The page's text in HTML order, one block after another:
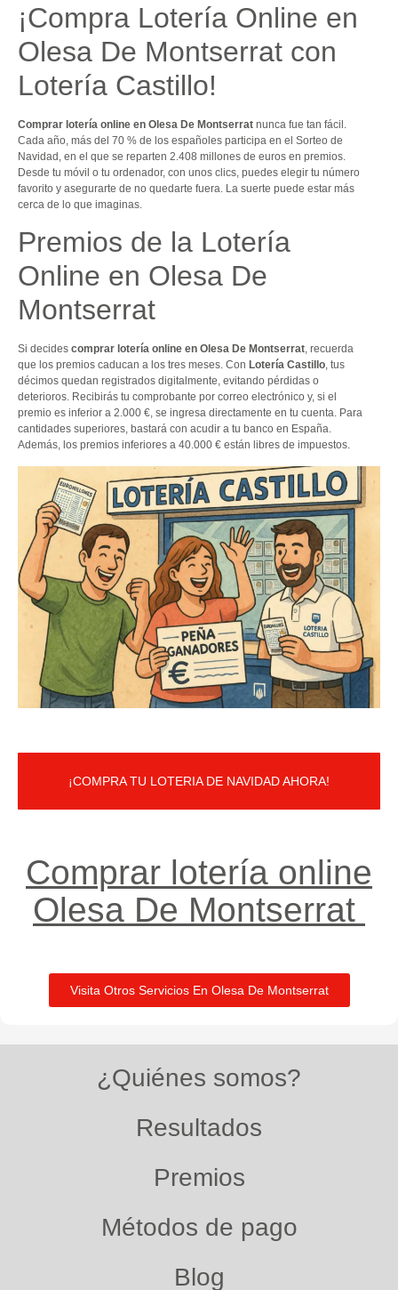
¡Compra Lotería Online en
Olesa De Montserrat con
Lotería Castillo!
Comprar lotería online en Olesa De Montserrat nunca fue tan fácil.
Cada año, más del 70 % de los españoles participa en el Sorteo de
Navidad, en el que se reparten 2.408 millones de euros en premios.
Desde tu móvil o tu ordenador, con unos clics, puedes elegir tu número
favorito y asegurarte de no quedarte fuera. La suerte puede estar más
cerca de lo que imaginas.
Premios de la Lotería
Online en Olesa De
Montserrat
Si decides comprar lotería online en Olesa De Montserrat, recuerda
que los premios caducan a los tres meses. Con Lotería Castillo, tus
décimos quedan registrados digitalmente, evitando pérdidas o
deterioros. Recibirás tu comprobante por correo electrónico y, si el
premio es inferior a 2.000 €, se ingresa directamente en tu cuenta. Para
cantidades superiores, bastará con acudir a tu banco en España.
Además, los premios inferiores a 40.000 € están libres de impuestos.
¡COMPRA TU LOTERIA DE NAVIDAD AHORA!
Comprar lotería online
Olesa De Montserrat ​
Visita Otros Servicios En Olesa De Montserrat
¿Quiénes somos?
Resultados
Premios
Métodos de pago
Blog